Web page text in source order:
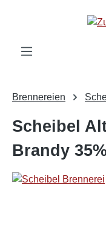
Brennereien
Scheibel
Brandy